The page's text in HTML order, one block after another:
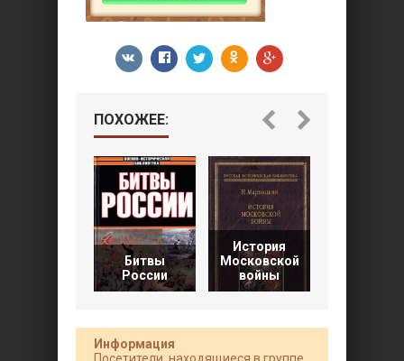
ПОХОЖЕЕ:
Битвы
России
История
Московской
войны
Информация